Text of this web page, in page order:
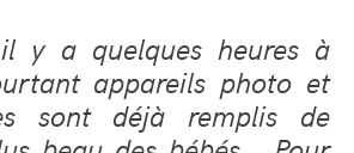
il y a quelques heures à
appareils photo et
sont déjà remplis de